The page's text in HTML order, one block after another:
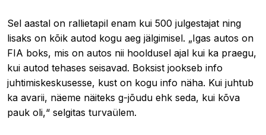
Sel aastal on rallietapil enam kui 500 julgestajat ning
lisaks on kõik autod kogu aeg jälgimisel. „Igas autos on
FIA boks, mis on autos nii hooldusel ajal kui ka praegu,
kui autod tehases seisavad. Boksist jookseb info
juhtimiskeskusesse, kust on kogu info näha. Kui juhtub
ka avarii, näeme näiteks g-jõudu ehk seda, kui kõva
pauk oli,“ selgitas turvaülem.